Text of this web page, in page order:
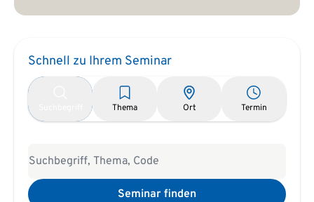
Schnell zu Ihrem Seminar
Thema Ort Termin
Seminar finden